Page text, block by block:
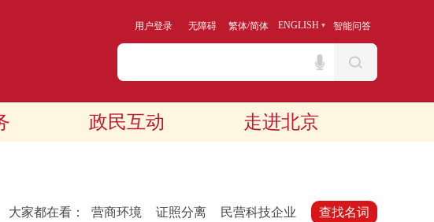
用户登录 无障碍 繁体/简体 ENGLISH 智能问答
政民互动 走进北京
大家都在看： 营商环境 证照分离 民营科技企业 查找名词